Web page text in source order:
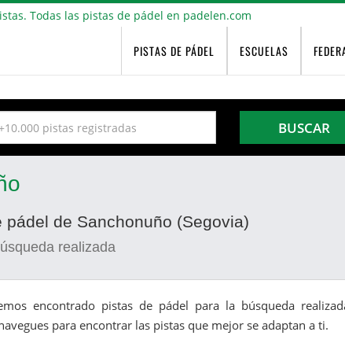
PISTAS DE PÁDEL ESCUELAS
BUSCAR
de Sanchonuño (Segovia)
realizada
encontrado pistas de pádel para la búsqueda
para encontrar las pistas que mejor se adaptan a ti.